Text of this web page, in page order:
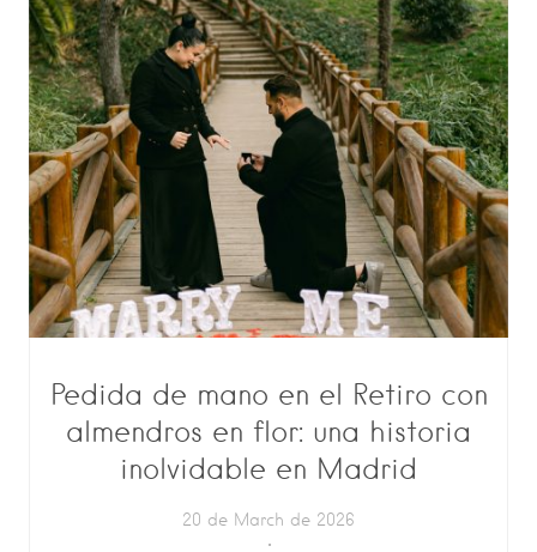
Pedida de mano en el Retiro con
almendros en flor: una historia
inolvidable en Madrid
20 de March de 2026